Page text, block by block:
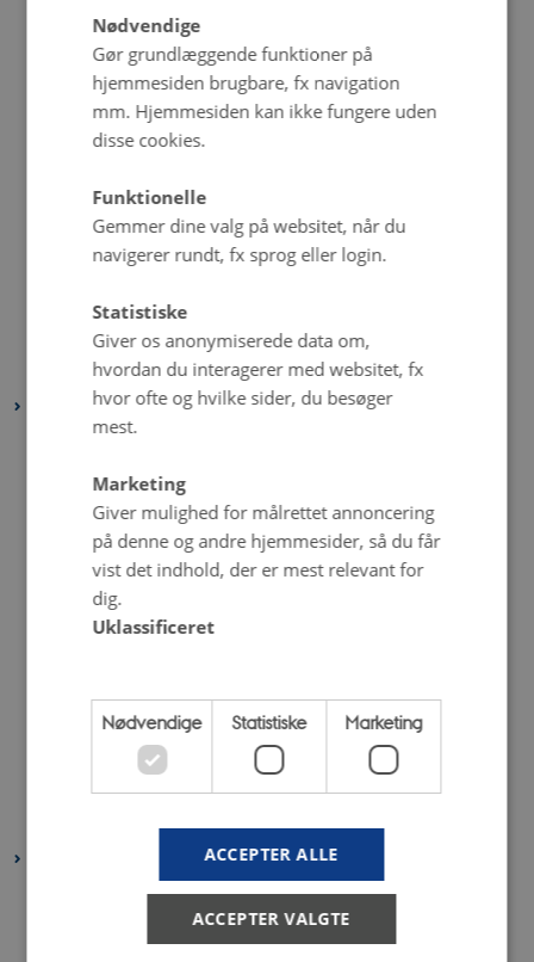
november 2021(2 poster)
oktober 2021(3 poster)
september 2021(1 post)
august 2021(5 poster)
juni 2021(3 poster)
maj 2021(5 poster)
april 2021(4 poster)
marts 2021 (3 poster)
februar 2021(2 poster)
januar 2021(5 poster)
november 2020(4 poster)
oktober 2020(5 poster)
september 2020(6 poster)
august 2020(3 poster)
juli 2020
(2 poster)
april 2020(3 poster)
marts 2020 (5 poster)
februar 2020(4 poster)
(6 poster)
december 2019(7 poster)
(4 poster)
Nødvendige
Gør grundlæggende funktioner på
hjemmesiden brugbare, fx navigation
mm. Hjemmesiden kan ikke fungere uden
disse cookies.
Funktionelle
Gemmer dine valg på websitet, når du
navigerer rundt, fx sprog eller login.
Statistiske
Giver os anonymiserede data om,
hvordan du interagerer med websitet, fx
hvor ofte og hvilke sider, du besøger
mest.
Marketing
Giver mulighed for målrettet annoncering
på denne og andre hjemmesider, så du får
vist det indhold, der er mest relevant for
dig.
Uklassificeret
Nødvendige Statistiske Marketing
ACCEPTER ALLE
ACCEPTER VALGTE